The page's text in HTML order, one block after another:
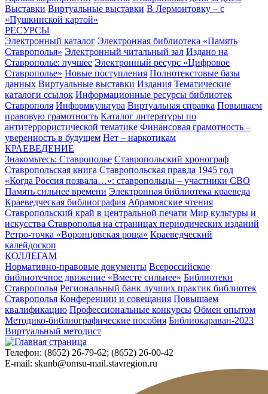
Выставки Виртуальные выставки В Лермонтовку – с
«Пушкинской картой»
РЕСУРСЫ
Электронный каталог Электронная библиотека «Память
Ставрополья» Электронный читальный зал Издано на
Ставрополье: лучшее Электронный ресурс «Цифровое
Ставрополье» Новые поступления Полнотекстовые базы
данных Виртуальные выставки Издания Тематические
каталоги ссылок Информационные ресурсы библиотек
Ставрополя Информкультура Виртуальная справка Повышаем
правовую грамотность Каталог литературы по
антитеррористической тематике Финансовая грамотность –
уверенность в будущем Нет – наркотикам
КРАЕВЕДЕНИЕ
Знакомьтесь: Ставрополье Ставропольский хронограф
Ставропольская книга Ставропольская правда 1945 год
«Когда Россия позвала…»: ставропольцы – участники СВО
Память сильнее времени Электронная библиотека краеведа
Краеведческая библиография Абрамовские чтения
Ставропольский край в центральной печати Мир культуры и
искусства Ставрополья на страницах периодических изданий
Ретро-точка «Воронцовская роща» Краеведческий
калейдоскоп
КОЛЛЕГАМ
Нормативно-правовые документы Всероссийское
библиотечное движение «Вместе сильнее» Библиотеки
Ставрополья Региональный банк лучших практик библиотек
Ставрополья Конференции и совещания Повышаем
квалификацию Профессиональные конкурсы Обмен опытом
Методико-библиографические пособия Библиокараван-2023
Виртуальный методист
Телефон: (8652) 26-79-62; (8652) 26-00-42
E-mail: skunb@omsu-mail.stavregion.ru